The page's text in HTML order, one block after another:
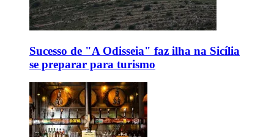
Sucesso de "A Odisseia" faz ilha na Sicília
se preparar para turismo